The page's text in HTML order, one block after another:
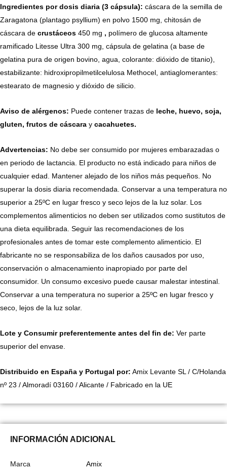
Ingredientes por dosis diaria (3 cápsula): cáscara de la semilla de
Zaragatona (plantago psyllium) en polvo 1500 mg, chitosán de
cáscara de crustáceos 450 mg , polímero de glucosa altamente
ramificado Litesse Ultra 300 mg, cápsula de gelatina (a base de
gelatina pura de origen bovino, agua, colorante: dióxido de titanio),
estabilizante: hidroxipropilmetilcelulosa Methocel, antiaglomerantes:
estearato de magnesio y dióxido de silicio.
Aviso de alérgenos: Puede contener trazas de leche, huevo, soja,
gluten, frutos de cáscara y cacahuetes.
Advertencias: No debe ser consumido por mujeres embarazadas o
en periodo de lactancia. El producto no está indicado para niños de
cualquier edad. Mantener alejado de los niños más pequeños. No
superar la dosis diaria recomendada. Conservar a una temperatura no
superior a 25ºC en lugar fresco y seco lejos de la luz solar. Los
complementos alimenticios no deben ser utilizados como sustitutos de
una dieta equilibrada. Seguir las recomendaciones de los
profesionales antes de tomar este complemento alimenticio. El
fabricante no se responsabiliza de los daños causados por uso,
conservación o almacenamiento inapropiado por parte del
consumidor. Un consumo excesivo puede causar malestar intestinal.
Conservar a una temperatura no superior a 25ºC en lugar fresco y
seco, lejos de la luz solar.
Lote y Consumir preferentemente antes del fin de: Ver parte
superior del envase.
Distribuido en España y Portugal por: Amix Levante SL / C/Holanda
nº 23 / Almoradí 03160 / Alicante / Fabricado en la UE
INFORMACIÓN ADICIONAL
Marca Amix